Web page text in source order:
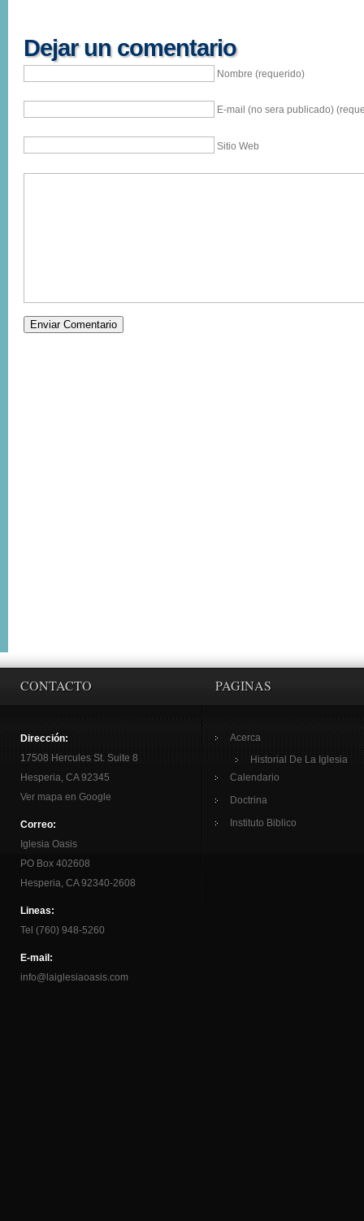
Dejar un comentario
Nombre (requerido)
E-mail (no sera publicado)
Sitio Web
CONTACTO
Dirección:
17508 Hercules St. Suite 8
Hesperia, CA 92345
Ver mapa en Google
Correo:
Iglesia Oasis
PO Box 402608
Hesperia, CA 92340-2608
Lineas:
Tel (760) 948-5260
E-mail:
info@laiglesiaoasis.com
PAGINAS
Acerca
Historial De La Iglesia
Calendario
Doctrina
Instituto Biblico